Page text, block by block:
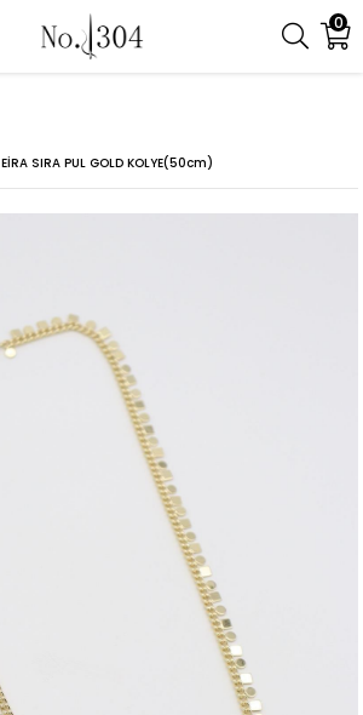
0
EİRA SIRA PUL GOLD KOLYE(50cm)